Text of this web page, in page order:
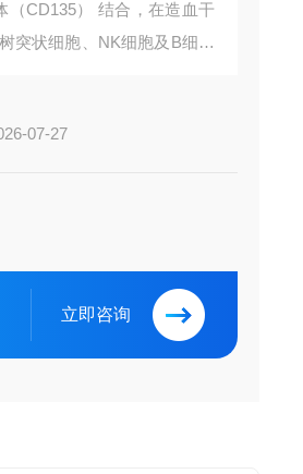
（CD135） 结合，在造血干
突状细胞、NK细胞及B细胞
07-27
立即咨询